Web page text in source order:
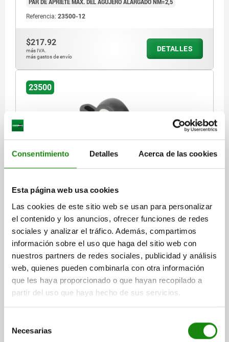
Consentimiento Detalles Acerca de las cookies
Esta página web usa cookies
Las cookies de este sitio web se usan para personalizar
el contenido y los anuncios, ofrecer funciones de redes
sociales y analizar el tráfico. Además, compartimos
información sobre el uso que haga del sitio web con
nuestros partners de redes sociales, publicidad y análisis
web, quienes pueden combinarla con otra información
que les haya proporcionado o que hayan recopilado a
partir del uso que haya hecho de sus servicios.
Necesarias
Referencia: 23500-12
$217.92
más IVA.
más gastos de envío
DETALLES
23500
PERFORACIÓN DE FIJACIÓN=14
D1=6,6
DISTANCIA ENTRE LAS PERFORAC=64,4
B=19 L=82
B1=13,5
H=34
H1=18 H2=9,5 L1=11
ÁNGULO DE GIRO MÁX.=23°
CARGA DE TRACCIÓN ESTÁTICA MÁX. N A CORTO PLAZO=2400
CARGA DE TRACCIÓN ESTÁTICA MÁX. N A LARGO PLAZO=1200
CARGA POR PRESIÓN AXIAL ESTÁTICA MÁX. N=1200
PAR DE APRIETE MÁX. DEL AGUJERO ALARGADO NM=4,5
Referencia:23500-14
más gastos de envío
DETALLES